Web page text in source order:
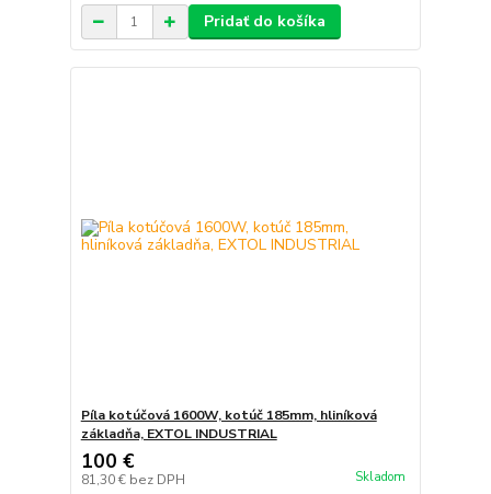
Pridať do košíka
Píla kotúčová 1600W, kotúč 185mm, hliníková
základňa, EXTOL INDUSTRIAL
100 €
81,30 € bez DPH Skladom